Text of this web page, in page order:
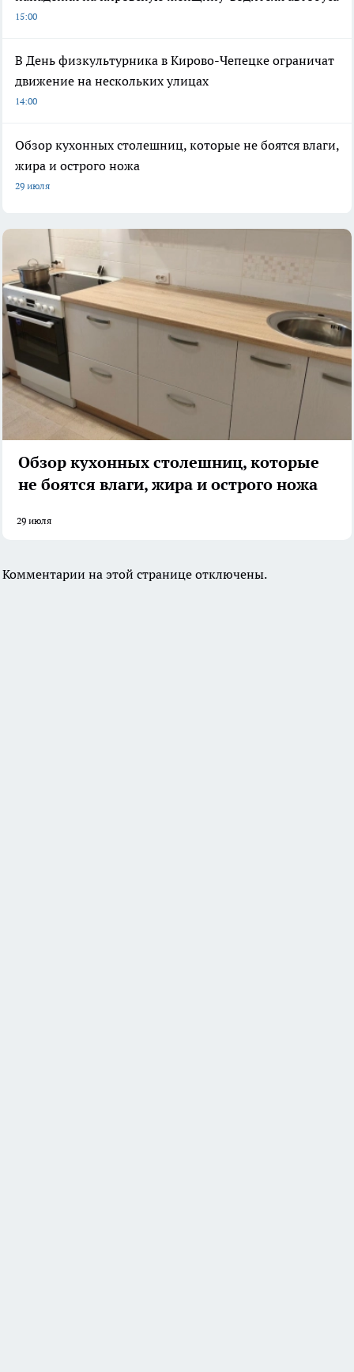
15:00
В День физкультурника в Кирово-Чепецке ограничат
движение на нескольких улицах
14:00
Обзор кухонных столешниц, которые не боятся влаги,
жира и острого ножа
29 июля
Обзор кухонных столешниц, которые
не боятся влаги, жира и острого ножа
29 июля
Комментарии на этой странице отключены.